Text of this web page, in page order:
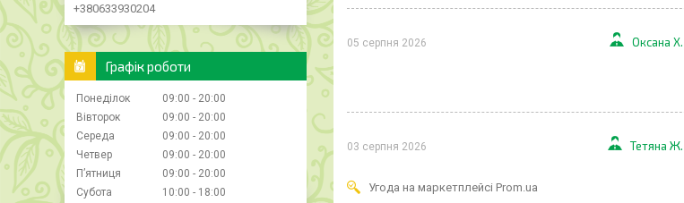
05 серпня 2026 Оксана Х.
03 серпня 2026 Тетяна Ж.
Угода на маркетплейсі Prom.ua
+380633930204
Графік роботи
Понеділок 09:00
20:00
Вівторок
09:00
20:00
Середа
09:00
20:00
Четвер
09:00
20:00
Пʼятниця
09:00
20:00
Субота
10:00
18:00